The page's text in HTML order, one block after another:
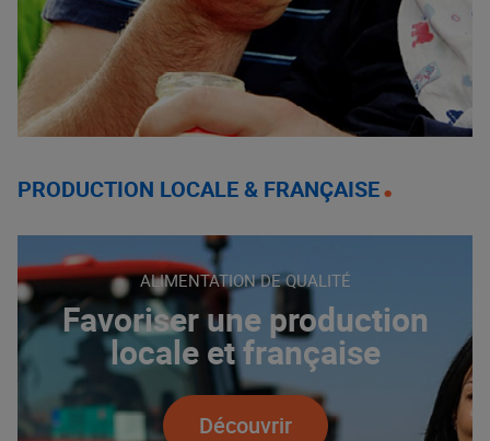
PRODUCTION LOCALE & FRANÇAISE
ALIMENTATION DE QUALITÉ
Favoriser une production
locale et française
Découvrir